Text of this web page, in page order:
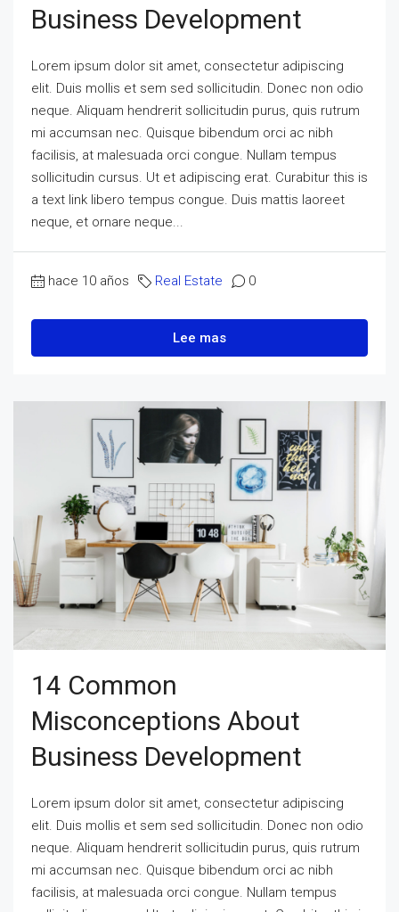
Business Development
Lorem ipsum dolor sit amet, consectetur adipiscing
elit. Duis mollis et sem sed sollicitudin. Donec non odio
neque. Aliquam hendrerit sollicitudin purus, quis rutrum
mi accumsan nec. Quisque bibendum orci ac nibh
facilisis, at malesuada orci congue. Nullam tempus
sollicitudin cursus. Ut et adipiscing erat. Curabitur this is
a text link libero tempus congue. Duis mattis laoreet
neque, et ornare neque...
hace 10 años Real Estate 0
Lee mas
14 Common
Misconceptions About
Business Development
Lorem ipsum dolor sit amet, consectetur adipiscing
elit. Duis mollis et sem sed sollicitudin. Donec non odio
neque. Aliquam hendrerit sollicitudin purus, quis rutrum
mi accumsan nec. Quisque bibendum orci ac nibh
facilisis, at malesuada orci congue. Nullam tempus